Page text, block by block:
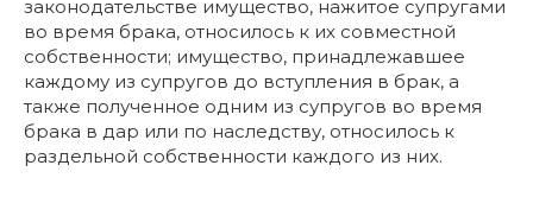
законодательстве имущество, нажитое супругами
во время брака, относилось к их совместной
собственности; имущество, принадлежавшее
каждому из супругов до вступления в брак, а
также полученное одним из супругов во время
брака в дар или по наследству, относилось к
раздельной собственности каждого из них.